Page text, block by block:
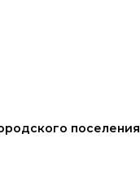
поселения